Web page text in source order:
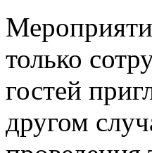
только
гостей
другом